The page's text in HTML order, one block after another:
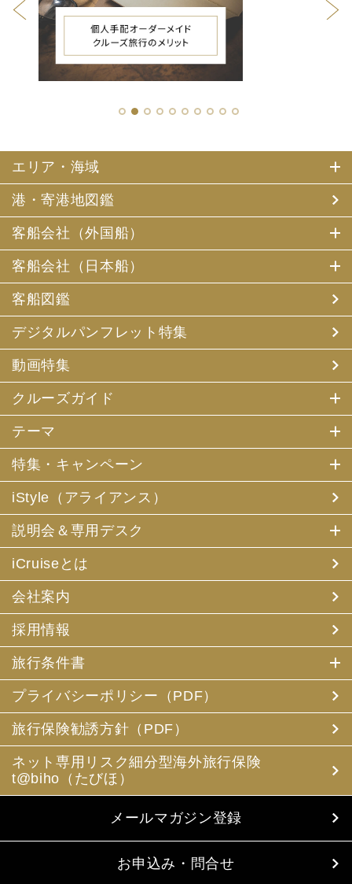
1 2 3 4 5 6 7 8 9 10
エリア・海域
港・寄港地図鑑
客船会社（外国船）
客船会社（日本船）
客船図鑑
デジタルパンフレット特集
動画特集
クルーズガイド
テーマ
特集・キャンペーン
iStyle（アライアンス）
説明会＆専用デスク
iCruiseとは
会社案内
採用情報
旅行条件書
プライバシーポリシー（PDF）
旅行保険勧誘方針（PDF）
ネット専用リスク細分型海外旅行保険
t@biho（たびほ）
メールマガジン登録
お申込み・問合せ